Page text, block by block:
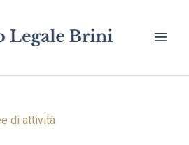
di attività